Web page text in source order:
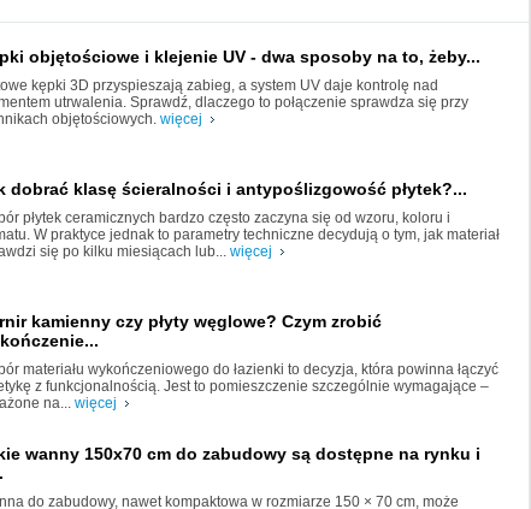
objętościowe i klejenie UV - dwa sposoby na to, żeby...
kępki 3D przyspieszają zabieg, a system UV daje kontrolę nad
utrwalenia. Sprawdź, dlaczego to połączenie sprawdza się przy
objętościowych. więcej
dobrać klasę ścieralności i antypoślizgowość płytek?...
płytek ceramicznych bardzo często zaczyna się od wzoru, koloru i
W praktyce jednak to parametry techniczne decydują o tym, jak materiał
się po kilku miesiącach lub... więcej
kamienny czy płyty węglowe? Czym zrobić
materiału wykończeniowego do łazienki to decyzja, która powinna łączyć
z funkcjonalnością. Jest to pomieszczenie szczególnie wymagające –
na... więcej
wanny 150x70 cm do zabudowy są dostępne na rynku i
do zabudowy, nawet kompaktowa w rozmiarze 150 × 70 cm, może